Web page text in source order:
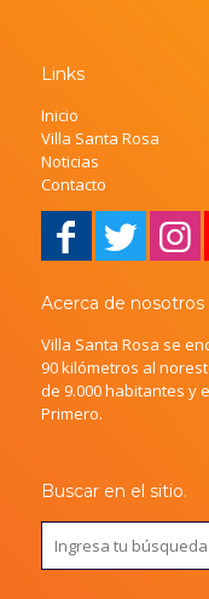
Links
Inicio
Villa Santa Rosa
Noticias
Contacto
Acerca de nosotros
Villa Santa Rosa se
90 kilómetros al
de 9.000 habitantes y
Primero.
Buscar en el sitio.